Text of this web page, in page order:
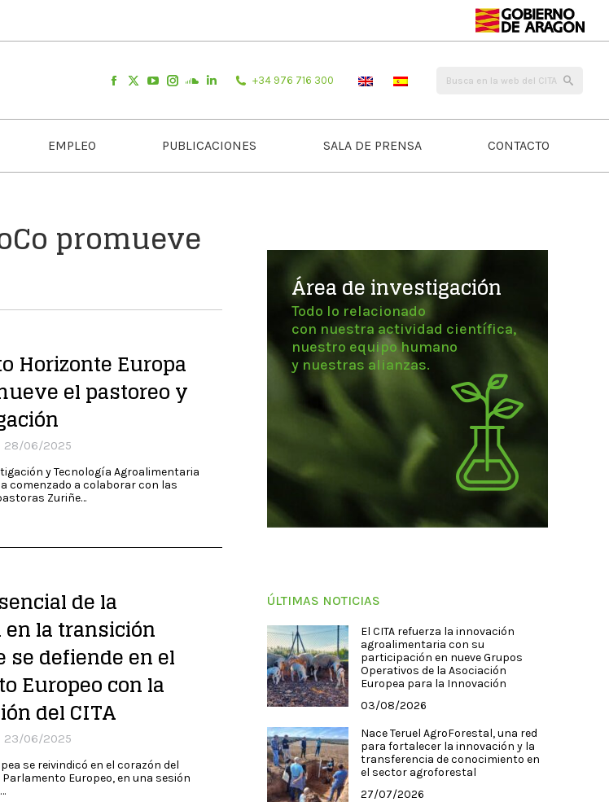
+34 976 716 300
EMPLEO PUBLICACIONES SALA DE PRENSA CONTACTO
promueve
Horizonte Europa
el pastoreo y
28/06/2025
y Tecnología Agroalimentaria
comenzado a colaborar con las
Zuriñe…
de la
en la transición
se defiende en el
Europeo con la
del CITA
23/06/2025
se reivindicó en el corazón del
Europeo, en una sesión
Área de investigación
Todo lo relacionado
con nuestra actividad científica,
nuestro equipo humano
y nuestras alianzas.
ÚLTIMAS NOTICIAS
El CITA refuerza la innovación
agroalimentaria con su
participación en nueve Grupos
Operativos de la Asociación
Europea para la Innovación
03/08/2026
Nace Teruel AgroForestal, una red
para fortalecer la innovación y la
transferencia de conocimiento en
el sector agroforestal
27/07/2026